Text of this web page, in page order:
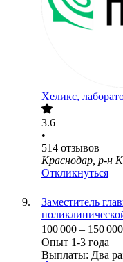
Хеликс,
3.6
•
514 отзывов
Краснодар, р-н
Откликнуться
Заместитель
100 000 – 150 000
Опыт 1-3 года
Выплаты: Два